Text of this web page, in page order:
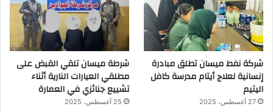
شركة نفط ميسان تطلق مبادرة
إنسانية لعلاج أيتام مدرسة كافل
اليتيم
27 أغسطس، 2025
شرطة ميسان تلقي القبض على
مطلقي العيارات النارية أثناء
تشييع جنائزي في العمارة
25 أغسطس، 2025